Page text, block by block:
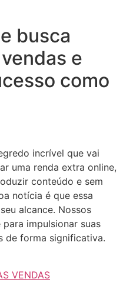
busca
e
como
incrível que vai
uma renda extra online,
conteúdo e sem
notícia é que essa
alcance. Nossos
impulsionar suas
de forma significativa.
VENDAS